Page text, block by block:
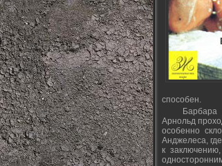
способен.
Барбара
Арнольд
особенно
Анджелеса,
к